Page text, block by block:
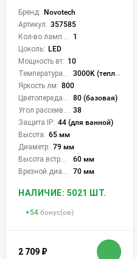
Бренд: Novotech
Артикул: 357585
Кол-во ламп или LED: 1
Цоколь: LED
Мощность вт: 10
Температура света:
3000K (теплый)
Яркость лм: 800
Цветопередача (CRI):
80 (базовая)
Угол рассеивания света °: 38
Защита IP: 44 (для ванной)
Высота: 65 мм
Диаметр: 79 мм
Высота встройки:
60 мм
Врезной диаметр:
70 мм
НАЛИЧИЕ: 5021 ШТ.
+54 бонус(ов)
2 709 ₽